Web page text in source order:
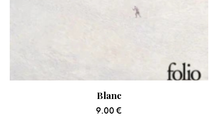
Blanc
9.00 €